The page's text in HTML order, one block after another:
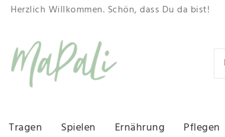
Herzlich Willkommen. Schön, dass Du da bist!
Tragen Spielen Ernährung Pflegen